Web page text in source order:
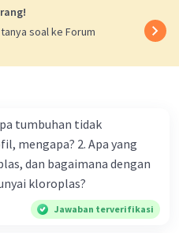
Memahami skala
seberapa besar area
mengetahui arah utara
dengan anak panah
suatu tempat atau
dibuat dengan
tertentu, yang bisa
dan ukuran objek di peta.
yang digunakan
soal ke Forum
tumbuhan tidak
mengapa? 2. Apa yang
dan bagaimana dengan
kloroplas?
Jawaban terverifikasi